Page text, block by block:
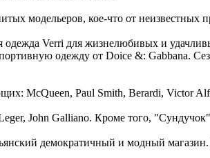
модельеров, кое-что от
одежда Verri для жизнелюбивых и
одежду от Doice &: Gabbana.
McQueen, Paul Smith, Berardi, Victor
John Galliano. Кроме того,
демократичный и модный магазин.